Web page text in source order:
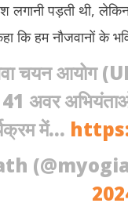
लगानी पड़ती थी,
कि हम नौजवानों के
चयन आयोग
41 अवर
में…